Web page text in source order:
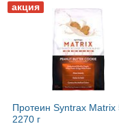
Протеин Syntrax Matrix
2270 г